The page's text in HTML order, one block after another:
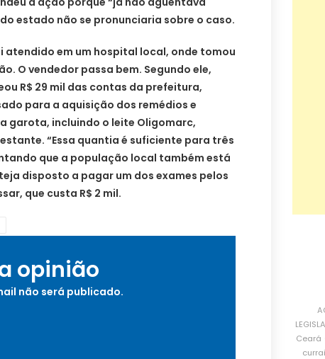
estado não se pronunciaria sobre o caso.
atendido em um hospital local, onde tomou
O vendedor passa bem. Segundo ele,
R$ 29 mil das contas da prefeitura,
para a aquisição dos remédios e
garota, incluindo o leite Oligomarc,
“Essa quantia é suficiente para três
que a população local também está
disposto a pagar um dos exames pelos
que custa R$ 2 mil.
opinião
não será publicado.
Ceará